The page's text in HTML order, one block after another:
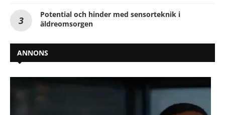
Potential och hinder med sensorteknik i
äldreomsorgen
ANNONS